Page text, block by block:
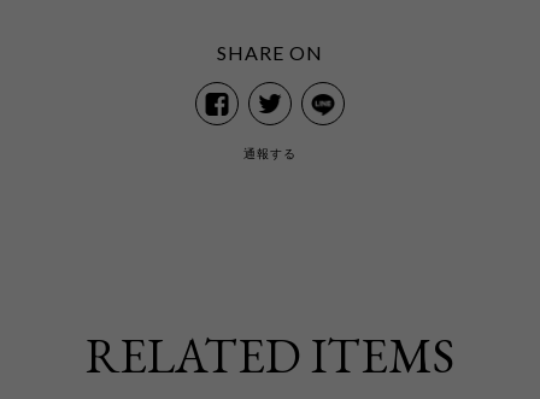
SHARE ON
通報する
RELATED ITEMS